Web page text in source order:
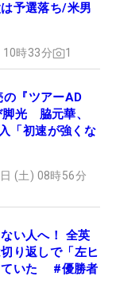
予選落ち/米男
時33分 1
『ツアーAD
脚光 脇元華、
「初速が強くな
(土) 08時56分
い人へ！ 全英
り返しで「左ヒ
ていた #優勝者